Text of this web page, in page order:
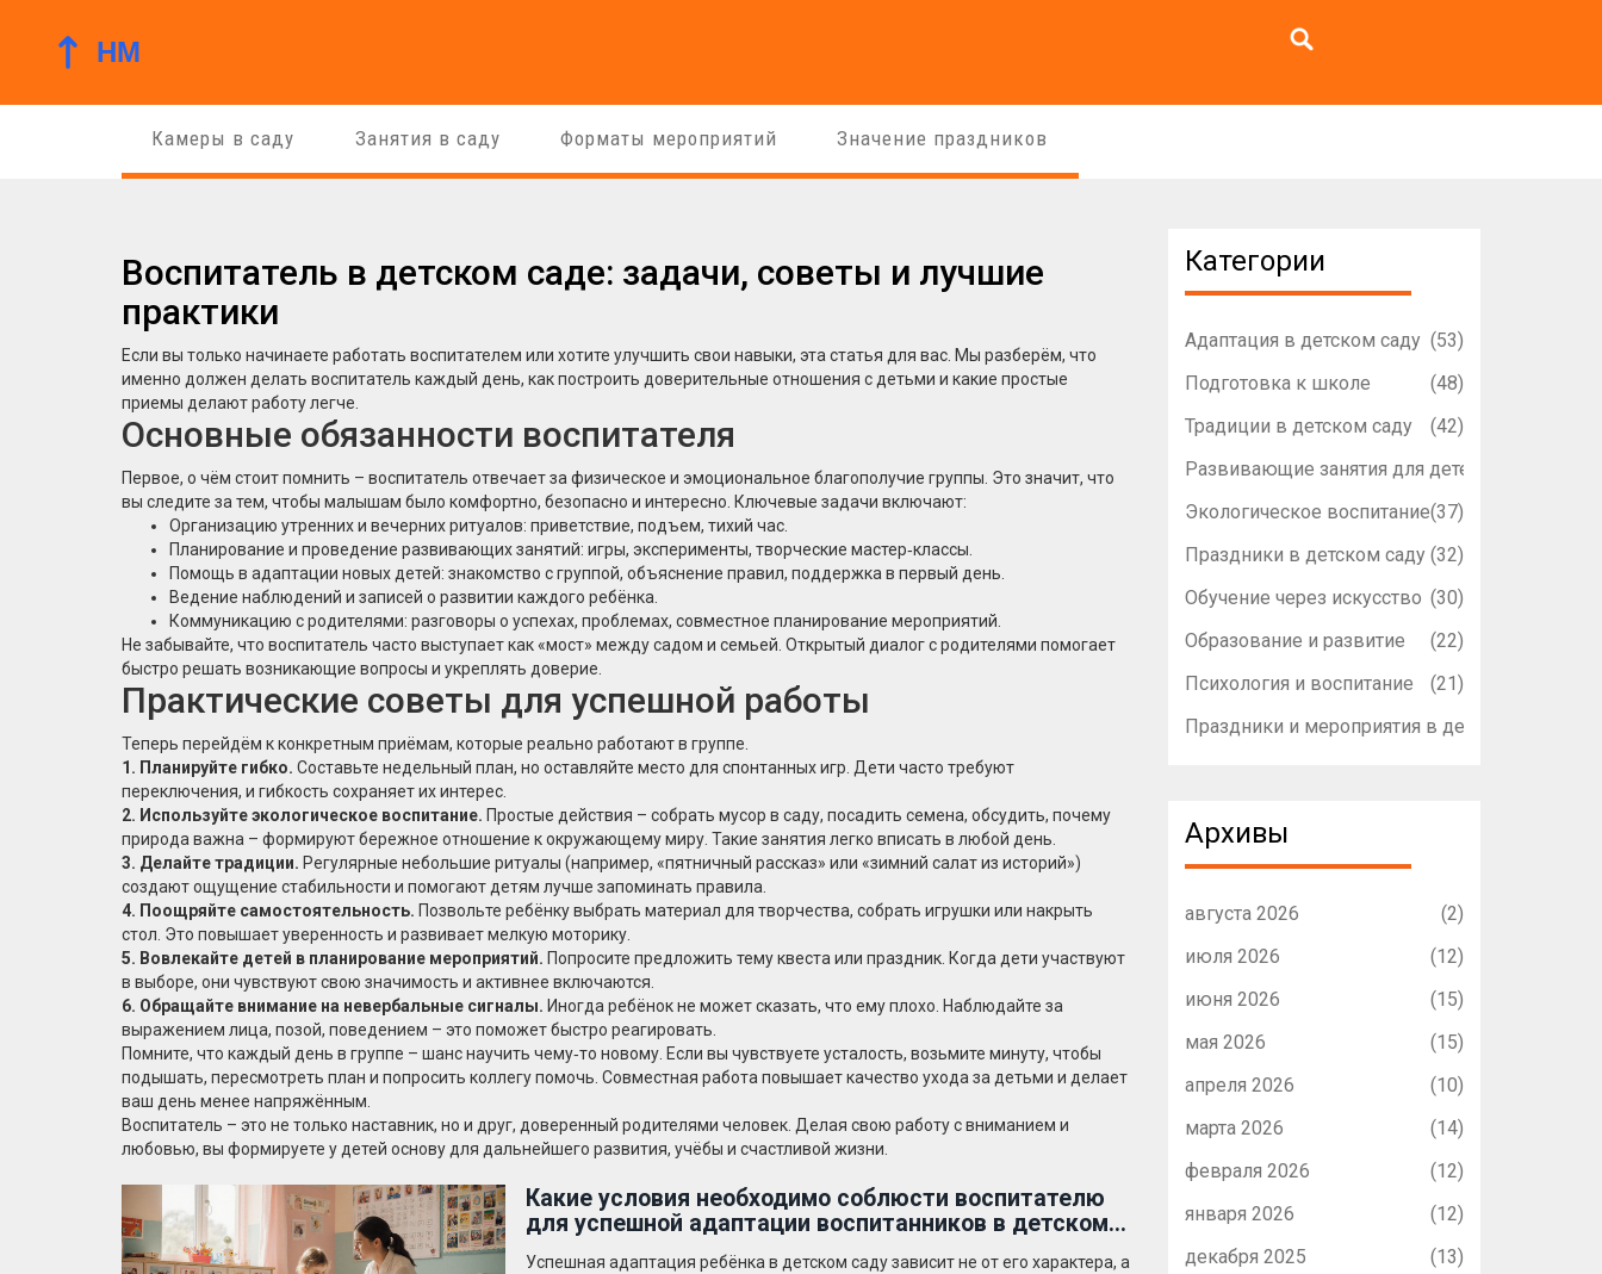
Камеры в саду Занятия в саду Форматы мероприятий Значение праздников
Воспитатель в детском саде: задачи, советы и лучшие
практики
Если вы только начинаете работать воспитателем или хотите улучшить свои навыки, эта статья для вас. Мы разберём, что
именно должен делать воспитатель каждый день, как построить доверительные отношения с детьми и какие простые
приемы делают работу легче.
Основные обязанности воспитателя
Первое, о чём стоит помнить – воспитатель отвечает за физическое и эмоциональное благополучие группы. Это значит, что
вы следите за тем, чтобы малышам было комфортно, безопасно и интересно. Ключевые задачи включают:
Организацию утренних и вечерних ритуалов: приветствие, подъем, тихий час.
Планирование и проведение развивающих занятий: игры, эксперименты, творческие мастер‑классы.
Помощь в адаптации новых детей: знакомство с группой, объяснение правил, поддержка в первый день.
Ведение наблюдений и записей о развитии каждого ребёнка.
Коммуникацию с родителями: разговоры о успехах, проблемах, совместное планирование мероприятий.
Не забывайте, что воспитатель часто выступает как «мост» между садом и семьей. Открытый диалог с родителями помогает
быстро решать возникающие вопросы и укреплять доверие.
Практические советы для успешной работы
Теперь перейдём к конкретным приёмам, которые реально работают в группе.
1. Планируйте гибко. Составьте недельный план, но оставляйте место для спонтанных игр. Дети часто требуют
переключения, и гибкость сохраняет их интерес.
2. Используйте экологическое воспитание. Простые действия – собрать мусор в саду, посадить семена, обсудить, почему
природа важна – формируют бережное отношение к окружающему миру. Такие занятия легко вписать в любой день.
3. Делайте традиции. Регулярные небольшие ритуалы (например, «пятничный рассказ» или «зимний салат из историй»)
создают ощущение стабильности и помогают детям лучше запоминать правила.
4. Поощряйте самостоятельность. Позвольте ребёнку выбрать материал для творчества, собрать игрушки или накрыть
стол. Это повышает уверенность и развивает мелкую моторику.
5. Вовлекайте детей в планирование мероприятий. Попросите предложить тему квеста или праздник. Когда дети участвуют
в выборе, они чувствуют свою значимость и активнее включаются.
6. Обращайте внимание на невербальные сигналы. Иногда ребёнок не может сказать, что ему плохо. Наблюдайте за
выражением лица, позой, поведением – это поможет быстро реагировать.
Помните, что каждый день в группе – шанс научить чему‑то новому. Если вы чувствуете усталость, возьмите минуту, чтобы
подышать, пересмотреть план и попросить коллегу помочь. Совместная работа повышает качество ухода за детьми и делает
ваш день менее напряжённым.
Воспитатель – это не только наставник, но и друг, доверенный родителями человек. Делая свою работу с вниманием и
любовью, вы формируете у детей основу для дальнейшего развития, учёбы и счастливой жизни.
Какие условия необходимо соблюсти воспитателю
для успешной адаптации воспитанников в детском
саду?
Успешная адаптация ребёнка в детском саду зависит не от его характера, а
Категории
Адаптация в детском саду (53)
Подготовка к школе
(48)
Традиции в детском саду
(42)
Развивающие занятия для детей
Экологическое воспитание(37)
Праздники в детском саду (32)
Обучение через искусство (30)
Образование и развитие
(22)
Психология и воспитание
(21)
Праздники и мероприятия в детском садике
Архивы
августа 2026
(2)
июля 2026
(12)
июня 2026
(15)
мая 2026
(15)
апреля 2026
(10)
марта 2026
(14)
февраля 2026
(12)
января 2026
(12)
декабря 2025
(13)